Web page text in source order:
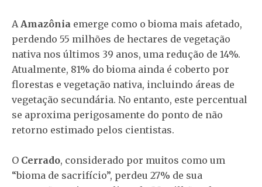
A Amazônia emerge como o bioma mais afetado,
perdendo 55 milhões de hectares de vegetação
nativa nos últimos 39 anos, uma redução de 14%.
Atualmente, 81% do bioma ainda é coberto por
florestas e vegetação nativa, incluindo áreas de
vegetação secundária. No entanto, este percentual
se aproxima perigosamente do ponto de não
retorno estimado pelos cientistas.
O Cerrado, considerado por muitos como um
“bioma de sacrifício”, perdeu 27% de sua